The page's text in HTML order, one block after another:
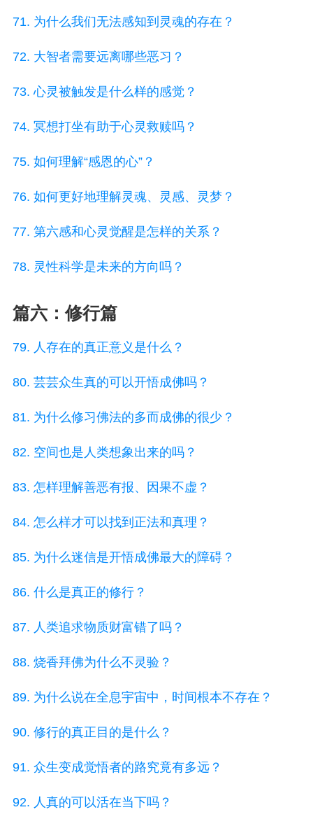
71. 为什么我们无法感知到灵魂的存在？
72. 大智者需要远离哪些恶习？
73. 心灵被触发是什么样的感觉？
74. 冥想打坐有助于心灵救赎吗？
75. 如何理解“感恩的心”？
76. 如何更好地理解灵魂、灵感、灵梦？
77. 第六感和心灵觉醒是怎样的关系？
78. 灵性科学是未来的方向吗？
篇六：修行篇
79. 人存在的真正意义是什么？
80. 芸芸众生真的可以开悟成佛吗？
81. 为什么修习佛法的多而成佛的很少？
82. 空间也是人类想象出来的吗？
83. 怎样理解善恶有报、因果不虚？
84. 怎么样才可以找到正法和真理？
85. 为什么迷信是开悟成佛最大的障碍？
86. 什么是真正的修行？
87. 人类追求物质财富错了吗？
88. 烧香拜佛为什么不灵验？
89. 为什么说在全息宇宙中，时间根本不存在？
90. 修行的真正目的是什么？
91. 众生变成觉悟者的路究竟有多远？
92. 人真的可以活在当下吗？